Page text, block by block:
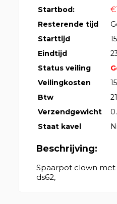
Startbod:
Resterende tijd
Starttijd
Eindtijd
Status veiling
Veilingkosten
Btw
Verzendgewicht
Staat kavel
Beschrijving:
Spaarpot clown met
ds62,